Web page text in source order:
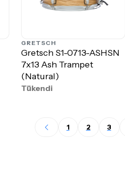
GRETSCH
Gretsch S1-0713-ASHSN
7x13 Ash Trampet
(Natural)
Tükendi
1 2 3